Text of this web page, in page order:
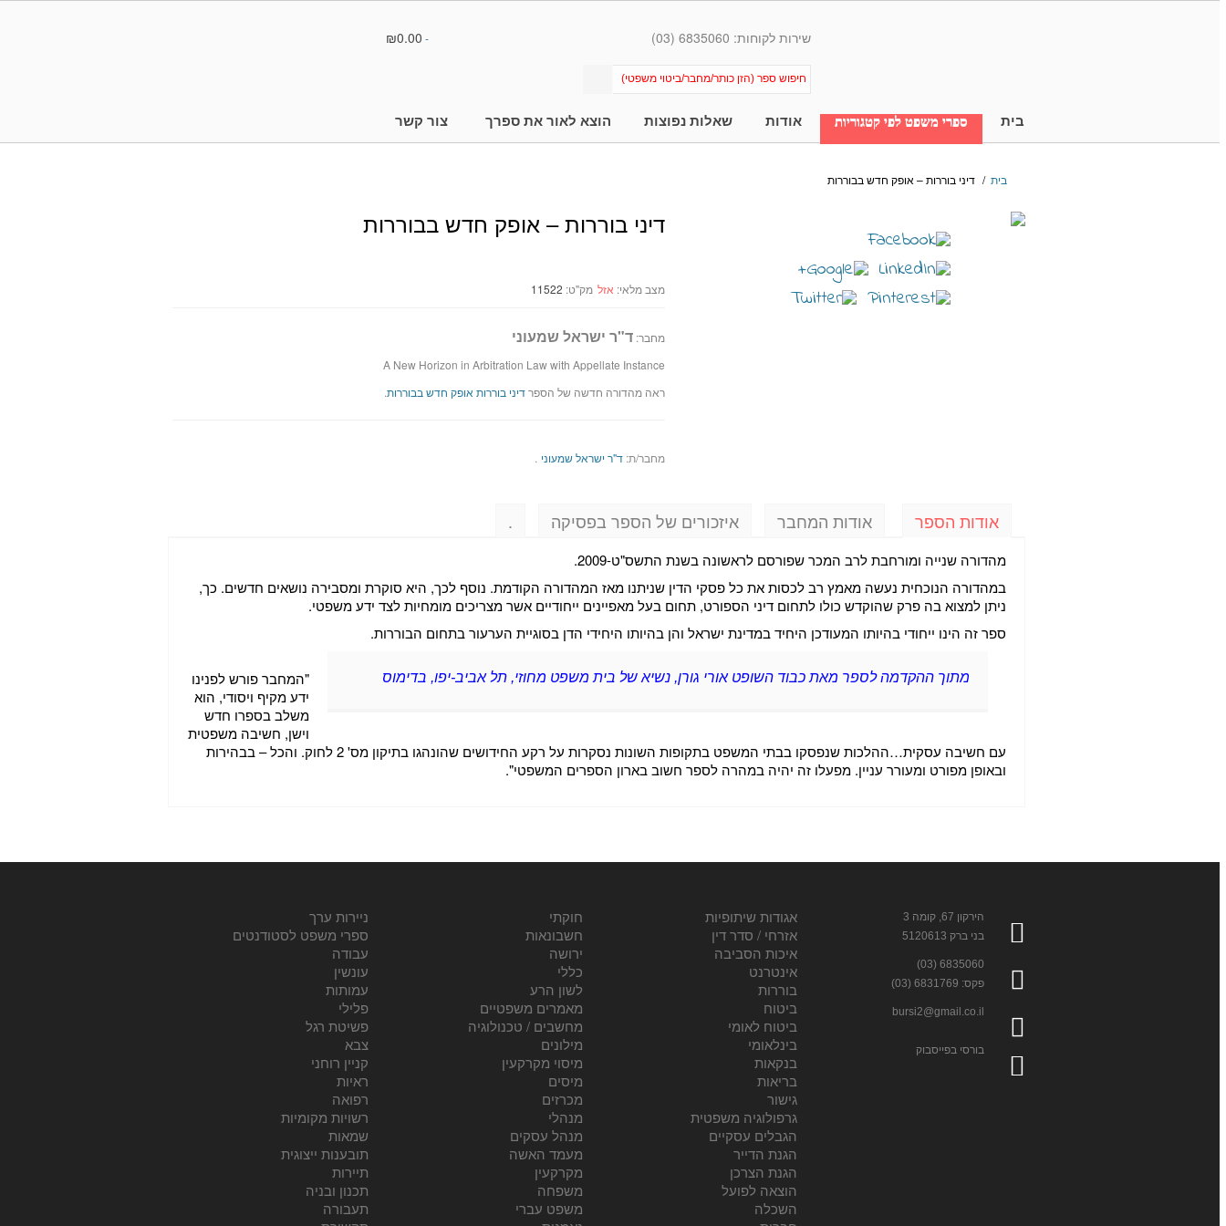
שירות לקוחות: 6835060 (03) -
₪0.00
בית ספרי משפט לפי קטגוריות אודות שאלות נפוצות הוצא לאור את ספרך צור קשר
בית / דיני בוררות – אופק חדש בבוררות
דיני בוררות – אופק חדש בבוררות
מק"ט: 11522 מצב מלאי: אזל
מחבר:ד"ר ישראל שמעוני
A New Horizon in Arbitration Law with Appellate Instance
ראה מהדורה חדשה של הספרדיני בוררות אופק חדש בבוררות.
מחבר/ת:ד"ר ישראל שמעוני .
אודות הספר
מהדורה שנייה ומורחבת לרב המכר שפורסם לראשונה בשנת התשס"ט-2009.
במהדורה הנוכחית נעשה מאמץ רב לכסות את כל פסקי הדין שניתנו מאז המהדורה הקודמת. נוסף לכך, היא סוקרת ומסבירה נושאים חדשים. כך,
ניתן למצוא בה פרק שהוקדש כולו לתחום דיני הספורט, תחום בעל מאפיינים ייחודיים אשר מצריכים מומחיות לצד ידע משפטי.
ספר זה הינו ייחודי בהיותו המעודכן היחיד במדינת ישראל והן בהיותו היחידי הדן בסוגיית הערעור בתחום הבוררות.
מתוך ההקדמה לספר מאת כבוד השופט אורי גורן, נשיא של בית משפט מחוזי, תל אביב-יפו, בדימוס
"המחבר פורש לפנינו
ידע מקיף ויסודי, הוא
משלב בספרו חדש
וישן, חשיבה משפטית
עם חשיבה עסקית…ההלכות שנפסקו בבתי המשפט בתקופות השונות נסקרות על רקע החידושים שהונהגו בתיקון מס' 2 לחוק. והכל – בבהירות
ובאופן מפורט ומעורר עניין. מפעלו זה יהיה במהרה לספר חשוב בארון הספרים המשפטי".
אודות המחבר איזכורים של הספר בפסיקה .
הירקון 67, קומה 3
בני ברק 5120613
6835060 (03)
פקס: 6831769 (03)
bursi2@gmail.co.il
בורסי בפייסבוק
אגודות שיתופיות
אזרחי / סדר דין
איכות הסביבה
אינטרנט
בוררות
ביטוח
ביטוח לאומי
בינלאומי
בנקאות
בריאות
גישור
גרפולוגיה משפטית
הגבלים עסקיים
הגנת הדייר
הגנת הצרכן
הוצאה לפועל
השכלה
חוקתי
חשבונאות
ירושה
כללי
לשון הרע
מאמרים משפטיים
מחשבים / טכנולוגיה
מילונים
מיסוי מקרקעין
מיסים
מכרזים
מנהלי
מנהל עסקים
מעמד האשה
מקרקעין
משפחה
משפט עברי
ניירות ערך
ספרי משפט לסטודנטים
עבודה
עונשין
עמותות
פלילי
פשיטת רגל
צבא
קניין רוחני
ראיות
רפואה
רשויות מקומיות
שמאות
תובענות ייצוגית
תיירות
תכנון ובניה
תעבורה